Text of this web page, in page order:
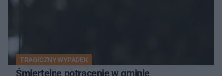
TRAGICZNY WYPADEK
Śmiertelne potrącenie w gminie